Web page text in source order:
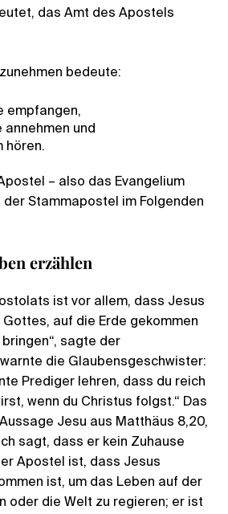
das Amt des Apostels
bedeute:
empfangen,
annehmen und
hören.
– also das Evangelium
der Stammapostel im Folgenden
erzählen
ist vor allem, dass Jesus
Gottes, auf die Erde gekommen
sagte der
die Glaubensgeschwister:
Prediger lehren, dass du reich
wenn du Christus folgst.“ Das
Jesu aus Matthäus 8,20,
sagt, dass er kein Zuhause
Apostel ist, dass Jesus
ist, um das Leben auf der
oder die Welt zu regieren; er ist